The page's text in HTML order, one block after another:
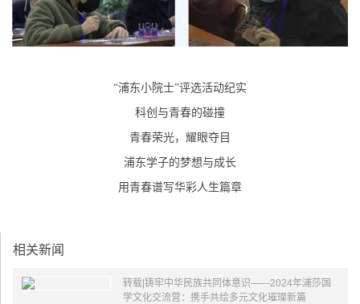
“浦东小院士”评选活动纪实
科创与青春的碰撞
青春荣光，耀眼夺目
浦东学子的梦想与成长
用青春谱写华彩人生篇章
相关新闻
转载|铸牢中华民族共同体意识——2024年浦莎国
学文化交流营：携手共绘多元文化璀璨新篇